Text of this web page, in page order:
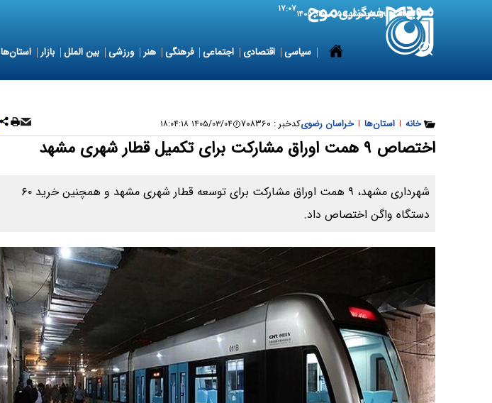
6 August 2026 پنجشنبه ۱۵ مرداد ۱۴۰۵ ۱۷:۰۷
سیاسی اقتصادی اجتماعی فرهنگی هنر ورزشی بین الملل بازار استان‌ها
خانه | استان‌ها | خراسان رضویکدخبر : ۷۰۸۳۶۰ ۱۴۰۵/۰۳/۰۴ ۱۸:۰۴:۱۸
اختصاص ۹ همت اوراق مشارکت برای تکمیل قطار شهری مشهد
شهرداری مشهد، ۹ همت اوراق مشارکت برای توسعه قطار شهری مشهد و همچنین خرید ۶۰
دستگاه واگن اختصاص داد.